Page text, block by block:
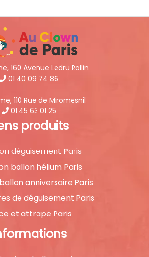
160 Avenue Ledru Rollin
01 40 09 74 86
110 Rue de Miromesnil
01 45 63 01 25
produits
déguisement Paris
ballon hélium Paris
anniversaire Paris
de déguisement Paris
et attrape Paris